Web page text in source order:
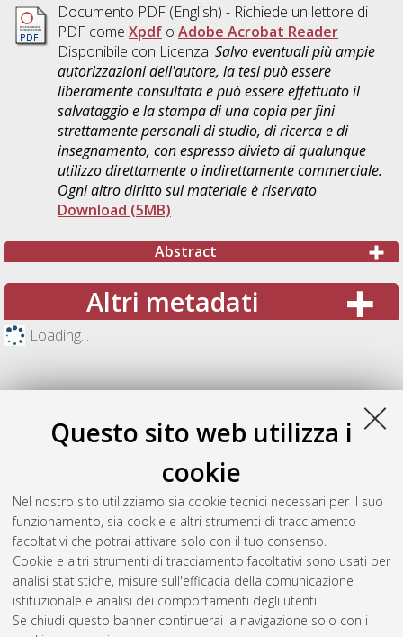
Questo sito web utilizza i
cookie
Nel nostro sito utilizziamo sia cookie tecnici necessari per il suo
funzionamento, sia cookie e altri strumenti di tracciamento
facoltativi che potrai attivare solo con il tuo consenso.
Cookie e altri strumenti di tracciamento facoltativi sono usati per
analisi statistiche, misure sull'efficacia della comunicazione
istituzionale e analisi dei comportamenti degli utenti.
Se chiudi questo banner continuerai la navigazione solo con i
Documento PDF(English) - Richiede un lettore di
PDF come Xpdfo Adobe Acrobat Reader
Disponibile con Licenza: Salvo eventuali più ampie
autorizzazioni dell'autore, la tesi può essere
liberamente consultata e può essere effettuato il
salvataggio e la stampa di una copia per fini
strettamente personali di studio, di ricerca e di
insegnamento, con espresso divieto di qualunque
utilizzo direttamente o indirettamente commerciale.
Ogni altro diritto sul materiale è riservato.
Download (5MB)
Abstract
Altri metadati
Loading...
Gestione del documento: